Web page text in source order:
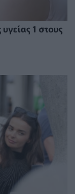
1 στους